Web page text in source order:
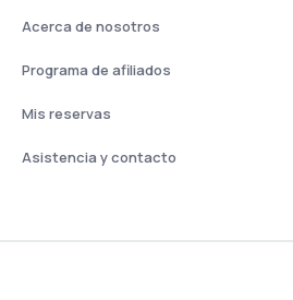
Acerca de nosotros
Programa de afiliados
Mis reservas
Asistencia y contacto